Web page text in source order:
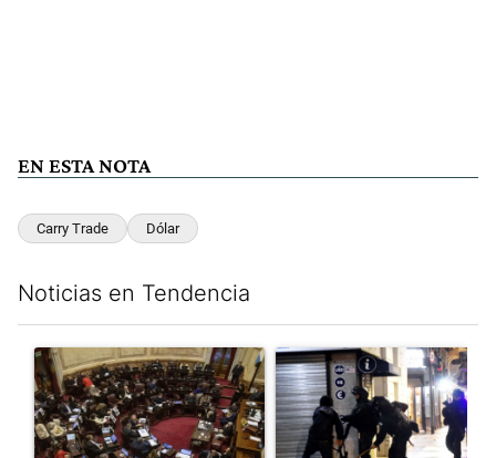
EN ESTA NOTA
Carry Trade Dólar
Noticias en Tendencia
Un artículo de tendencia con el título "El Senado dio media
Un artículo de tendencia con